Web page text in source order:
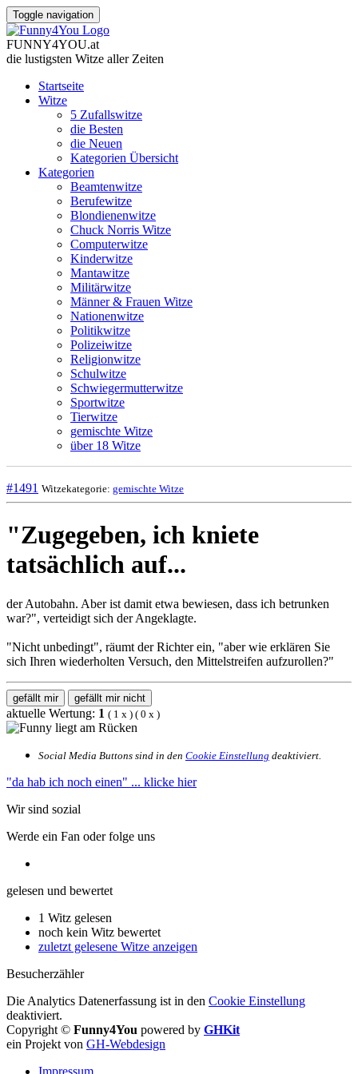
Toggle navigation
FUNNY4YOU.at
die lustigsten Witze aller Zeiten
Startseite
Witze
5 Zufallswitze
die Besten
die Neuen
Kategorien Übersicht
Kategorien
Beamtenwitze
Berufewitze
Blondienenwitze
Chuck Norris Witze
Computerwitze
Kinderwitze
Mantawitze
Militärwitze
Männer & Frauen Witze
Nationenwitze
Politikwitze
Polizeiwitze
Religionwitze
Schulwitze
Schwiegermutterwitze
Sportwitze
Tierwitze
gemischte Witze
über 18 Witze
#1491 Witzekategorie: gemischte Witze
"Zugegeben, ich kniete
tatsächlich auf...
der Autobahn. Aber ist damit etwa bewiesen, dass ich betrunken
war?", verteidigt sich der Angeklagte.
"Nicht unbedingt", räumt der Richter ein, "aber wie erklären Sie
sich Ihren wiederholten Versuch, den Mittelstreifen aufzurollen?"
gefällt mir gefällt mir nicht
aktuelle Wertung: 1 ( 1 x ) ( 0 x )
Social Media Buttons sind in den Cookie Einstellung deaktiviert.
"da hab ich noch einen" ... klicke hier
Wir sind sozial
Werde ein Fan oder folge uns
gelesen und bewertet
1 Witz gelesen
noch kein Witz bewertet
zuletzt gelesene Witze anzeigen
Besucherzähler
Die Analytics Datenerfassung ist in den Cookie Einstellung
deaktiviert.
Copyright © Funny4You powered by GHKit
ein Projekt von GH-Webdesign
Impressum